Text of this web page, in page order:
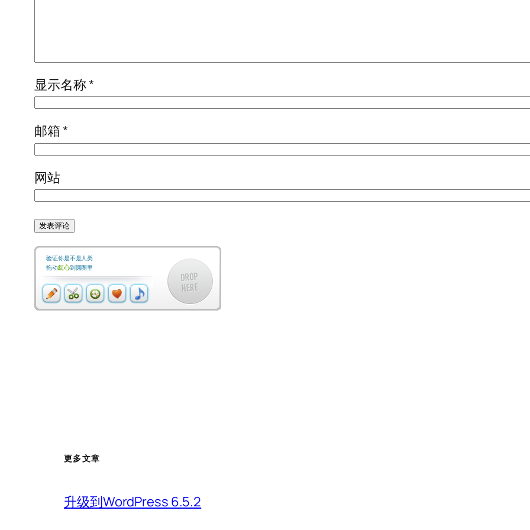
显示名称*
邮箱*
网站
验证你是不是人类
拖动红心到圆圈里
更多文章
升级到WordPress 6.5.2